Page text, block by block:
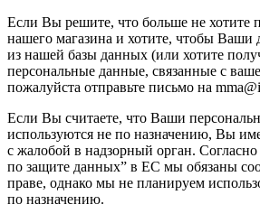
Если Вы решите, что больше не хотите
нашего магазина и хотите, чтобы
из нашей базы данных (или хотите
персональные данные, связанные с
пожалуйста отправьте письмо на
Если Вы считаете, что Ваши
используются не по назначению, Вы
с жалобой в надзорный орган.
по защите данных” в ЕС мы обязаны
праве, однако мы не планируем
по назначению.